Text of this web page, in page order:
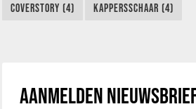
COVERSTORY (4) KAPPERSSCHAAR (4)
AANMELDEN